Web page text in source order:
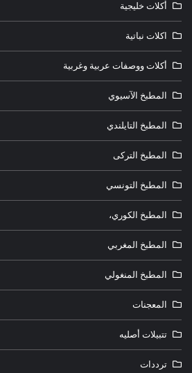
أكلات خليجية
اكلات نباتية
أكلات ووصفات عربية وغربية
المطبخ الآسيوي
المطبخ التايلندي
المطبخ التركى
المطبخ التونسي
المطبخ الكوري،
المطبخ المغربي
المطبخ المنغولي
المعجنات
تتبيلات أصليه
ترددات